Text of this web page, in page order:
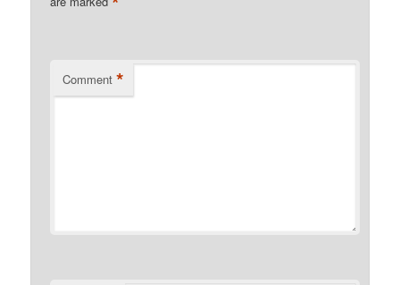
Comment *